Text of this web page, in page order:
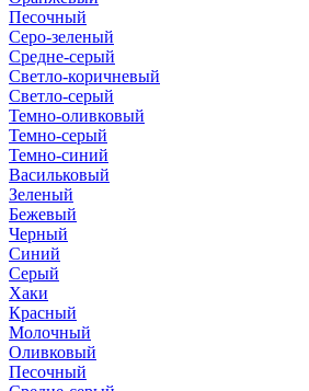
Песочный
Серо-зеленый
Средне-серый
Светло-коричневый
Светло-серый
Темно-оливковый
Темно-серый
Темно-синий
Васильковый
Зеленый
Бежевый
Черный
Синий
Серый
Хаки
Красный
Молочный
Оливковый
Песочный